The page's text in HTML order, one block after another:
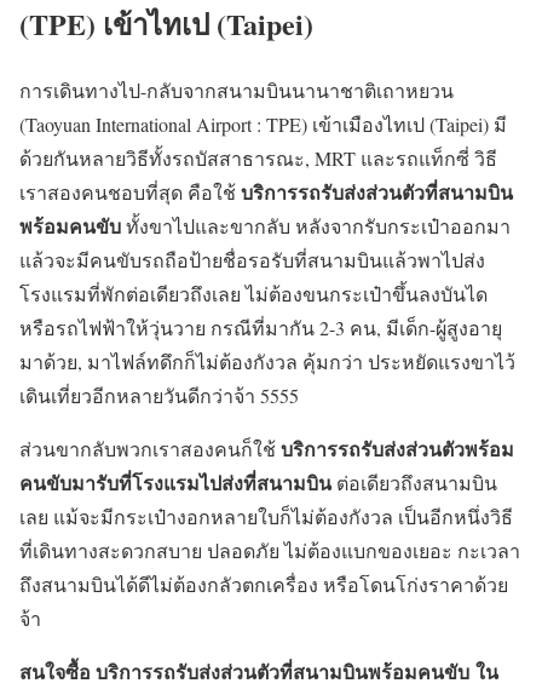
(TPE) เข้าไทเป (Taipei)
การเดินทางไป-กลับจากสนามบินนานาชาติเถาหยวน
(Taoyuan International Airport : TPE) เข้าเมืองไทเป (Taipei) มี
ด้วยกันหลายวิธีทั้งรถบัสสาธารณะ, MRT และรถแท็กซี่ วิธี
เราสองคนชอบที่สุด คือใช้บริการรถรับส่งส่วนตัวที่สนามบิน
พร้อมคนขับทั้งขาไปและขากลับ หลังจากรับกระเป๋าออกมา
แล้วจะมีคนขับรถถือป้ายชื่อรอรับที่สนามบินแล้วพาไปส่ง
โรงแรมที่พักต่อเดียวถึงเลย ไม่ต้องขนกระเป๋าขึ้นลงบันได
หรือรถไฟฟ้าให้วุ่นวาย กรณีที่มากัน 2-3 คน, มีเด็ก-ผู้สูงอายุ
มาด้วย, มาไฟล์ทดึกก็ไม่ต้องกังวล คุ้มกว่า ประหยัดแรงขาไว้
เดินเที่ยวอีกหลายวันดีกว่าจ้า 5555
ส่วนขากลับพวกเราสองคนก็ใช้บริการรถรับส่งส่วนตัวพร้อม
คนขับมารับที่โรงแรมไปส่งที่สนามบินต่อเดียวถึงสนามบิน
เลย แม้จะมีกระเป๋างอกหลายใบก็ไม่ต้องกังวล เป็นอีกหนึ่งวิธี
ที่เดินทางสะดวกสบาย ปลอดภัย ไม่ต้องแบกของเยอะ กะเวลา
ถึงสนามบินได้ดีไม่ต้องกลัวตกเครื่อง หรือโดนโก่งราคาด้วย
จ้า
สนใจซื้อ บริการรถรับส่งส่วนตัวที่สนามบินพร้อมคนขับ ใน